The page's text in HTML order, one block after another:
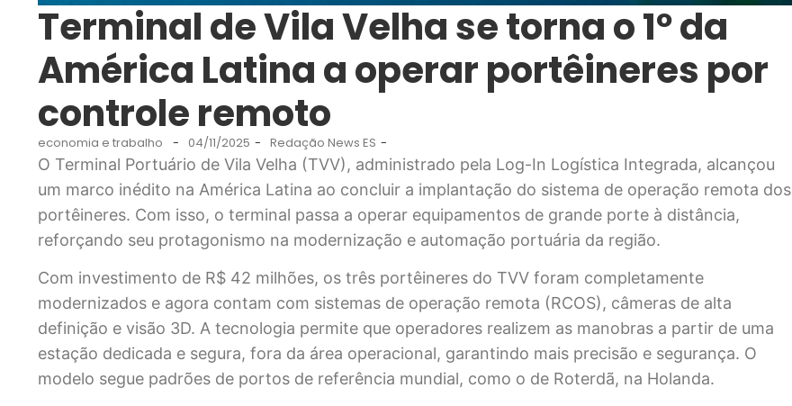
Terminal de Vila Velha se torna o 1º da
América Latina a operar portêineres por
controle remoto
economia e trabalho - 04/11/2025 - Redação News ES -
O Terminal Portuário de Vila Velha (TVV), administrado pela Log-In Logística Integrada, alcançou
um marco inédito na América Latina ao concluir a implantação do sistema de operação remota dos
portêineres. Com isso, o terminal passa a operar equipamentos de grande porte à distância,
reforçando seu protagonismo na modernização e automação portuária da região.
Com investimento de R$ 42 milhões, os três portêineres do TVV foram completamente
modernizados e agora contam com sistemas de operação remota (RCOS), câmeras de alta
definição e visão 3D. A tecnologia permite que operadores realizem as manobras a partir de uma
estação dedicada e segura, fora da área operacional, garantindo mais precisão e segurança. O
modelo segue padrões de portos de referência mundial, como o de Roterdã, na Holanda.